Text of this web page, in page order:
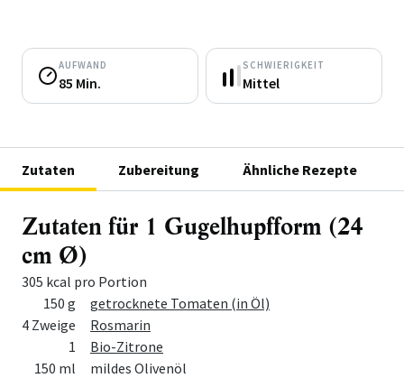
AUFWAND
85 Min.
SCHWIERIGKEIT
Mittel
Zutaten Zubereitung Ähnliche Rezepte
Zutaten für 1 Gugelhupfform (24
cm Ø)
305 kcal pro Portion
MengeZutat
150 g
getrocknete Tomaten (in Öl)
4 Zweige
Rosmarin
1
Bio-Zitrone
150 ml
mildes Olivenöl